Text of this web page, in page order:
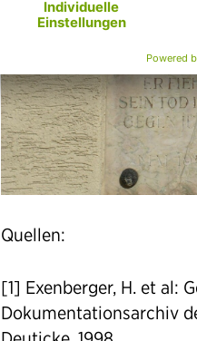
Quellen:
[1] Exenberger, H. et al:
Dokumentationsarchiv